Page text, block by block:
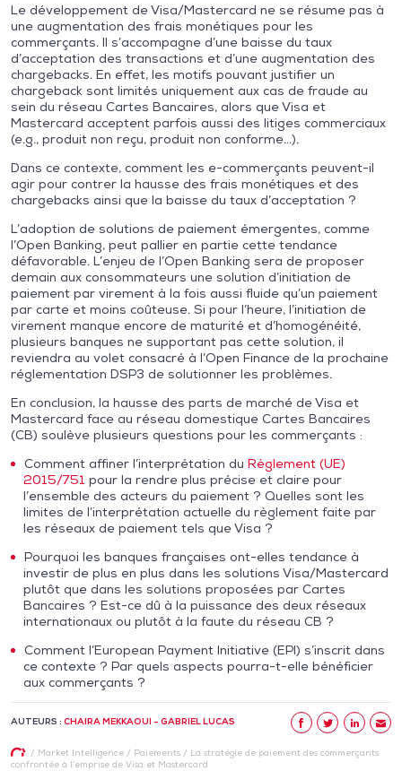
Le développement de Visa/Mastercard ne se résume pas à
une augmentation des frais monétiques pour les
commerçants. Il s’accompagne d’une baisse du taux
d’acceptation des transactions et d’une augmentation des
chargebacks. En effet, les motifs pouvant justifier un
chargeback sont limités uniquement aux cas de fraude au
sein du réseau Cartes Bancaires, alors que Visa et
Mastercard acceptent parfois aussi des litiges commerciaux
(e.g., produit non reçu, produit non conforme…).
Dans ce contexte, comment les e-commerçants peuvent-il
agir pour contrer la hausse des frais monétiques et des
chargebacks ainsi que la baisse du taux d’acceptation ?
L’adoption de solutions de paiement émergentes, comme
l’Open Banking, peut pallier en partie cette tendance
défavorable. L’enjeu de l’Open Banking sera de proposer
demain aux consommateurs une solution d’initiation de
paiement par virement à la fois aussi fluide qu’un paiement
par carte et moins coûteuse. Si pour l’heure, l’initiation de
virement manque encore de maturité et d’homogénéité,
plusieurs banques ne supportant pas cette solution, il
reviendra au volet consacré à l’Open Finance de la prochaine
réglementation DSP3 de solutionner les problèmes.
En conclusion, la hausse des parts de marché de Visa et
Mastercard face au réseau domestique Cartes Bancaires
(CB) soulève plusieurs questions pour les commerçants :
Comment affiner l’interprétation du Règlement (UE)
2015/751 pour la rendre plus précise et claire pour
l’ensemble des acteurs du paiement ? Quelles sont les
limites de l’interprétation actuelle du règlement faite par
les réseaux de paiement tels que Visa ?
Pourquoi les banques françaises ont-elles tendance à
investir de plus en plus dans les solutions Visa/Mastercard
plutôt que dans les solutions proposées par Cartes
Bancaires ? Est-ce dû à la puissance des deux réseaux
internationaux ou plutôt à la faute du réseau CB ?
Comment l’European Payment Initiative (EPI) s’inscrit dans
ce contexte ? Par quels aspects pourra-t-elle bénéficier
aux commerçants ?
AUTEURS : CHAIRA MEKKAOUI - GABRIEL LUCAS
/ Market Intelligence/ Paiements/ La stratégie de paiement des commerçants
confrontée à l’emprise de Visa et Mastercard